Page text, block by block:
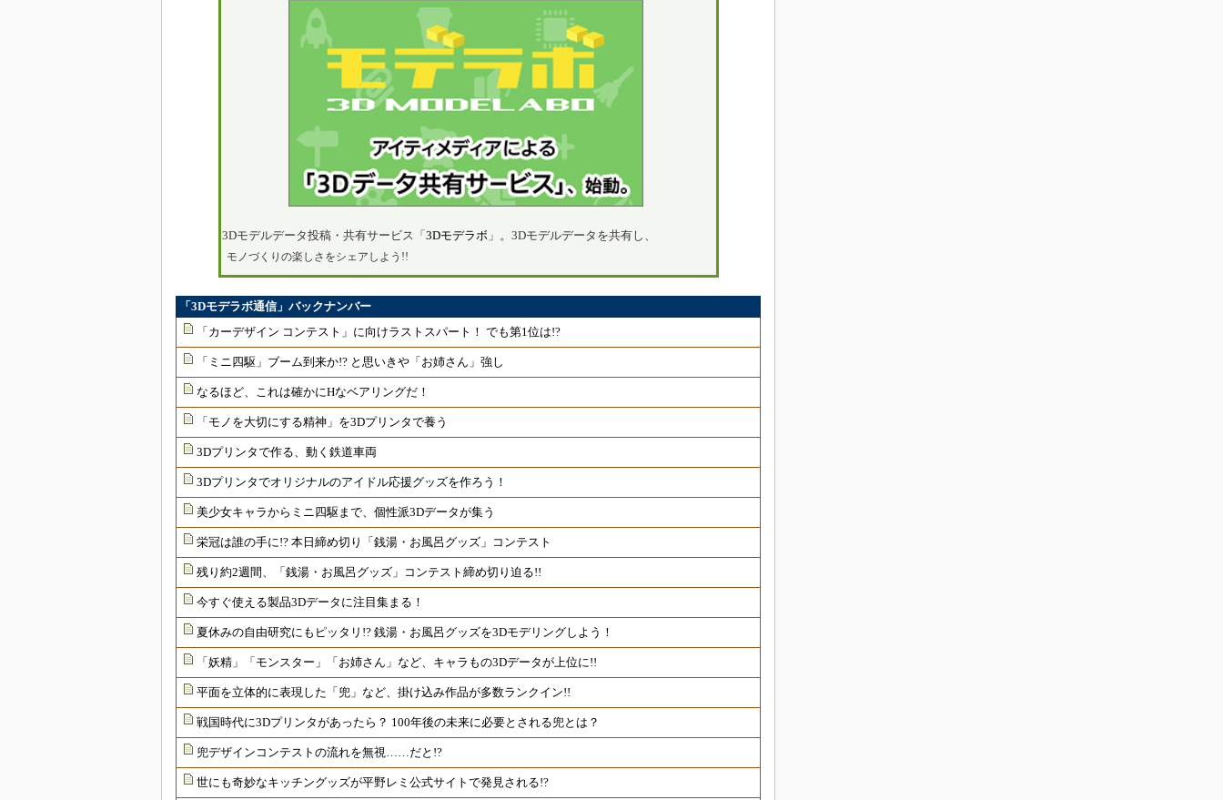
3Dモデルデータ投稿・共有サービス「 3Dモデラボ」。3Dモデルデータを共有し、
モノづくりの楽しさをシェアしよう!!
「3Dモデラボ通信」バックナンバー
「カーデザイン コンテスト」に向けラストスパート！ でも第1位は!?
「ミニ四駆」ブーム到来か!? と思いきや「お姉さん」強し
なるほど、これは確かにHなベアリングだ！
「モノを大切にする精神」を3Dプリンタで養う
3Dプリンタで作る、動く鉄道車両
3Dプリンタでオリジナルのアイドル応援グッズを作ろう！
美少女キャラからミニ四駆まで、個性派3Dデータが集う
栄冠は誰の手に!? 本日締め切り「銭湯・お風呂グッズ」コンテスト
残り約2週間、「銭湯・お風呂グッズ」コンテスト締め切り迫る!!
今すぐ使える製品3Dデータに注目集まる！
夏休みの自由研究にもピッタリ!? 銭湯・お風呂グッズを3Dモデリングしよう！
「妖精」「モンスター」「お姉さん」など、キャラもの3Dデータが上位に!!
平面を立体的に表現した「兜」など、掛け込み作品が多数ランクイン!!
戦国時代に3Dプリンタがあったら？ 100年後の未来に必要とされる兜とは？
兜デザインコンテストの流れを無視……だと!?
世にも奇妙なキッチングッズが平野レミ公式サイトで発見される!?